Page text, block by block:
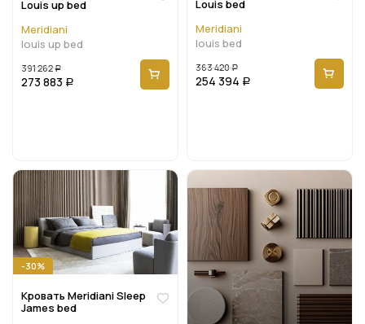
Louis up bed
Meridiani
louis up bed
391 262 Р
273 883 Р
Louis bed
Meridiani
louis bed
363 420 Р
254 394 Р
-30%
Кровать Meridiani Sleep
James bed